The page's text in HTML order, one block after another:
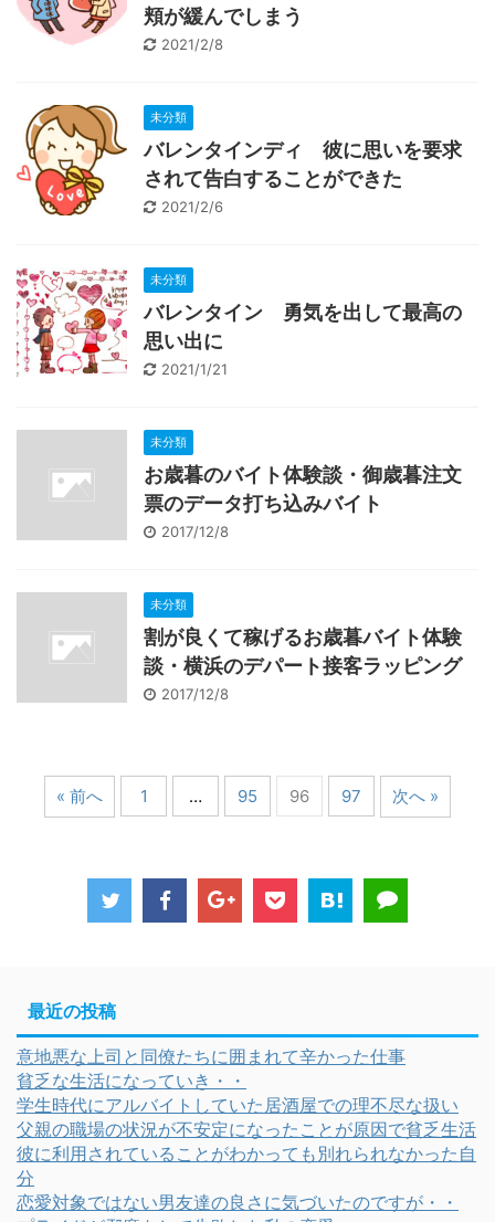
頬が緩んでしまう
2021/2/8
未分類
バレンタインディ 彼に思いを要求
されて告白することができた
2021/2/6
未分類
バレンタイン 勇気を出して最高の
思い出に
2021/1/21
未分類
お歳暮のバイト体験談・御歳暮注文
票のデータ打ち込みバイト
2017/12/8
未分類
割が良くて稼げるお歳暮バイト体験
談・横浜のデパート接客ラッピング
2017/12/8
« 前へ 1 … 95 96 97 次へ »
最近の投稿
意地悪な上司と同僚たちに囲まれて辛かった仕事
貧乏な生活になっていき・・
学生時代にアルバイトしていた居酒屋での理不尽な扱い
父親の職場の状況が不安定になったことが原因で貧乏生活
彼に利用されていることがわかっても別れられなかった自
分
恋愛対象ではない男友達の良さに気づいたのですが・・